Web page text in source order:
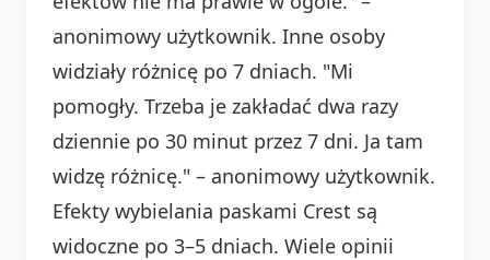
anonimowy użytkownik. Inne osoby
widziały różnicę po 7 dniach. "Mi
pomogły. Trzeba je zakładać dwa razy
dziennie po 30 minut przez 7 dni. Ja tam
widzę różnicę." – anonimowy użytkownik.
Efekty wybielania paskami Crest są
widoczne po 3–5 dniach. Wiele opinii